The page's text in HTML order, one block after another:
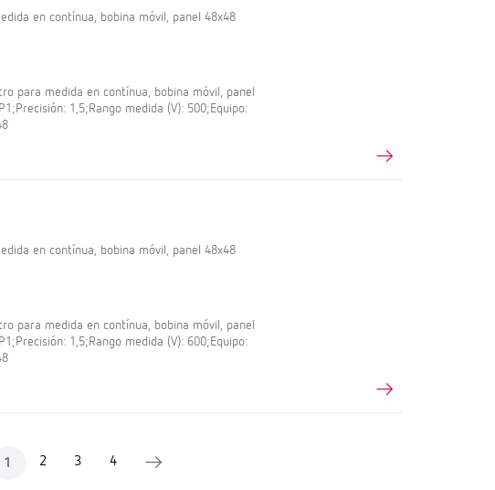
en contínua, bobina móvil, panel 48x48
para medida en contínua, bobina móvil, panel
1,5;Rango medida (V): 500;Equipo:
en contínua, bobina móvil, panel 48x48
para medida en contínua, bobina móvil, panel
1,5;Rango medida (V): 600;Equipo:
1 2 3 4